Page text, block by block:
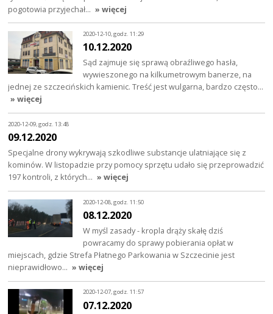
pogotowia przyjechał… » więcej
2020-12-10, godz. 11:29
10.12.2020
Sąd zajmuje się sprawą obraźliwego hasła,
wywieszonego na kilkumetrowym banerze, na
jednej ze szczecińskich kamienic. Treść jest wulgarna, bardzo często…
» więcej
2020-12-09, godz. 13:48
09.12.2020
Specjalne drony wykrywają szkodliwe substancje ulatniające się z
kominów. W listopadzie przy pomocy sprzętu udało się przeprowadzić
197 kontroli, z których… » więcej
2020-12-08, godz. 11:50
08.12.2020
W myśl zasady - kropla drąży skałę dziś
powracamy do sprawy pobierania opłat w
miejscach, gdzie Strefa Płatnego Parkowania w Szczecinie jest
nieprawidłowo… » więcej
2020-12-07, godz. 11:57
07.12.2020